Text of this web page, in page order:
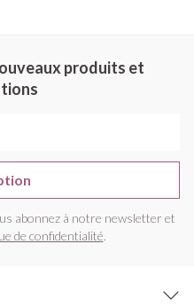
produits et
abonnez à notre newsletter et
de confidentialité.